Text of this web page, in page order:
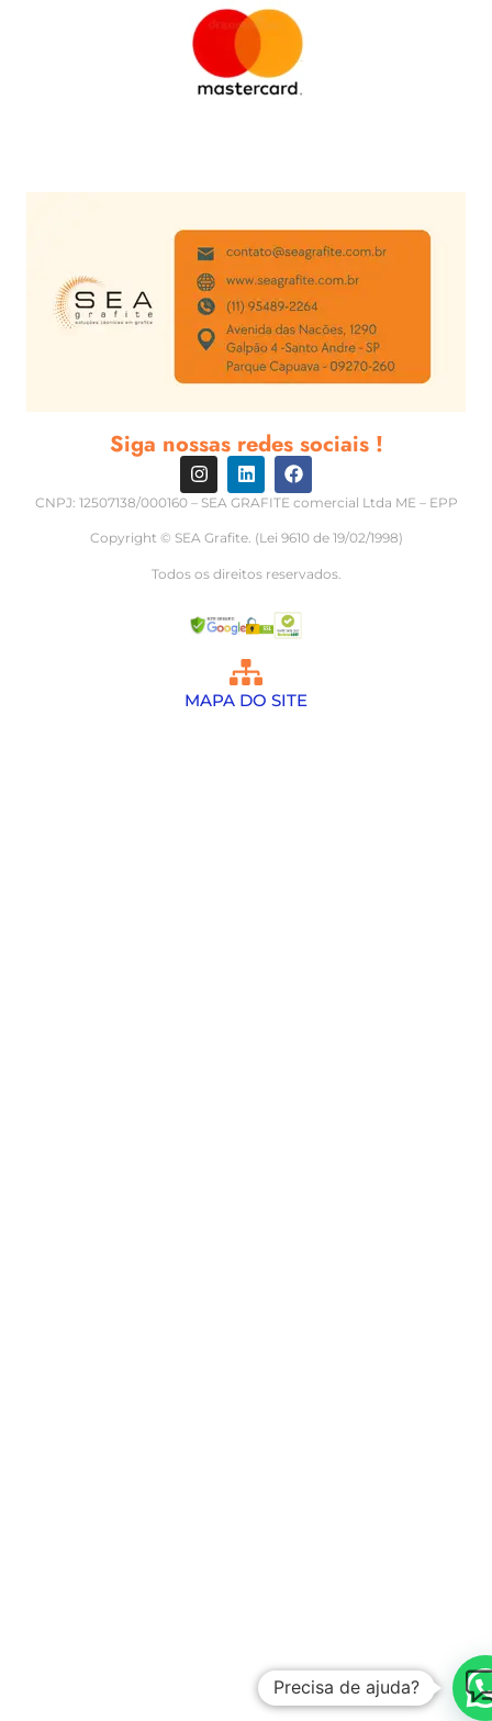
Siga nossas redes sociais !
CNPJ: 12507138/000160 – SEA GRAFITE comercial Ltda ME – EPP
Copyright © SEA Grafite. (Lei 9610 de 19/02/1998)
Todos os direitos reservados.
MAPA DO SITE
Precisa de ajuda?